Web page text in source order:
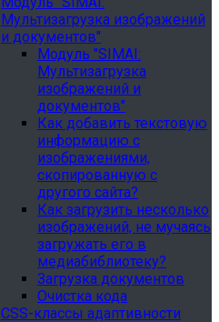
Мультизагрузка изображений
и документов"
Модуль "SIMAI:
Мультизагрузка
изображений и
документов"
Как добавить текстовую
информацию с
изображениями,
скопированную с
другого сайта?
Как загрузить несколько
изображений, не мучаясь
загружать его в
медиабиблиотеку?
Загрузка документов
Очистка кода
CSS-классы адаптивности